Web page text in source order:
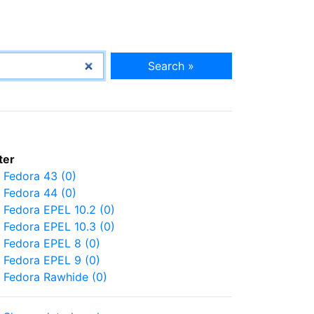
Search »
Fedora 43 (0)
Fedora 44 (0)
Fedora EPEL 10.2 (0)
Fedora EPEL 10.3 (0)
Fedora EPEL 8 (0)
Fedora EPEL 9 (0)
Fedora Rawhide (0)